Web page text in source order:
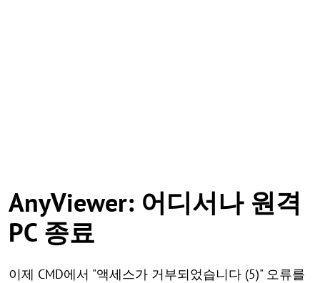
AnyViewer: 어디서나 원격
PC 종료
이제 CMD에서 "액세스가 거부되었습니다 (5)" 오류를